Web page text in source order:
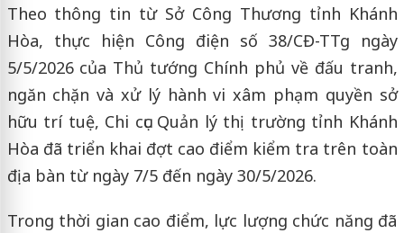
Theo thông tin từ Sở Công Thương tỉnh Khánh
Hòa, thực hiện Công điện số 38/CĐ-TTg ngày
5/5/2026 của Thủ tướng Chính phủ về đấu tranh,
ngăn chặn và xử lý hành vi xâm phạm quyền sở
hữu trí tuệ, Chi cục Quản lý thị trường tỉnh Khánh
Hòa đã triển khai đợt cao điểm kiểm tra trên toàn
địa bàn từ ngày 7/5 đến ngày 30/5/2026.
Trong thời gian cao điểm, lực lượng chức năng đã